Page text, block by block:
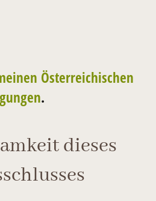
Österreichischen
.
dieses